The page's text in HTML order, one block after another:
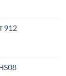
912